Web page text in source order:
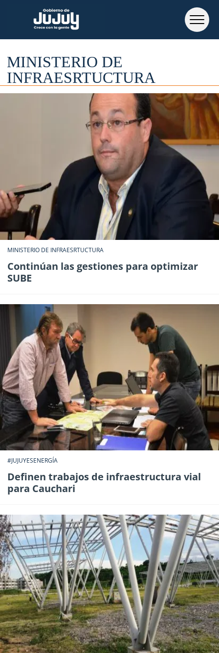
MINISTERIO DE
INFRAESRTUCTURA
MINISTERIO DE INFRAESRTUCTURA
Continúan las gestiones para optimizar
SUBE
#JUJUYESENERGÍA
Definen trabajos de infraestructura vial
para Cauchari